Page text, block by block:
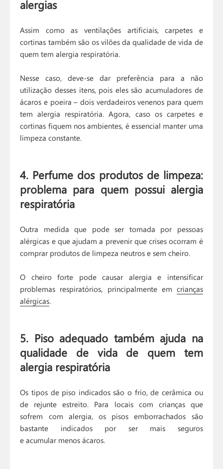
alergias
Assim como as ventilações artificiais, carpetes e
cortinas também são os vilões da qualidade de vida de
quem tem alergia respiratória.
Nesse caso, deve-se dar preferência para a não
utilização desses itens, pois eles são acumuladores de
ácaros e poeira–dois verdadeiros venenos para quem
tem alergia respiratória. Agora, caso os carpetes e
cortinas fiquem nos ambientes, é essencial manter uma
limpeza constante.
4. Perfume dos produtos de limpeza:
problema para quem possui alergia
respiratória
Outra medida que pode ser tomada por pessoas
alérgicas e que ajudam a prevenir que crises ocorram é
comprar produtos de limpeza neutros e sem cheiro.
O cheiro forte pode causar alergia e intensificar
problemas respiratórios, principalmente em crianças
alérgicas.
5. Piso adequado também ajuda na
qualidade de vida de quem tem
alergia respiratória
Os tipos de piso indicados são o frio, de cerâmica ou
de rejunte estreito. Para locais com crianças que
sofrem com alergia, os pisos emborrachados são
bastante indicados por ser mais seguros
e acumular menos ácaros.